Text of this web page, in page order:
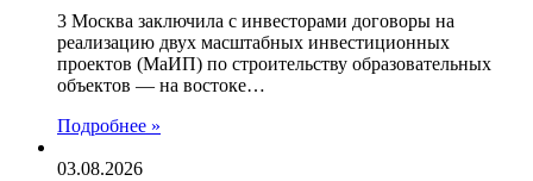
3 Москва заключила с инвесторами договоры на
реализацию двух масштабных инвестиционных
проектов (МаИП) по строительству образовательных
объектов — на востоке…
Подробнее »
03.08.2026